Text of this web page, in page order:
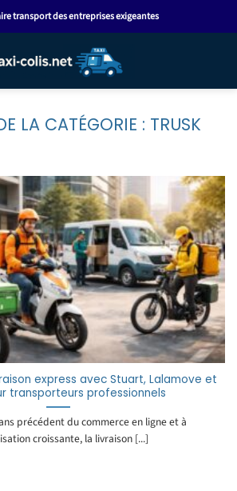
transport des entreprises exigeantes
TRUSK
express avec Stuart, Lalamove et
transporteurs professionnels
précédent du commerce en ligne et à
croissante, la livraison [...]